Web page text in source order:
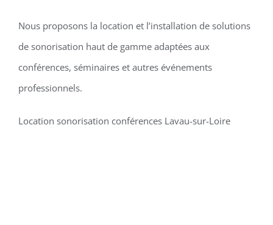
Nous proposons la location et l’installation de solutions
de sonorisation haut de gamme adaptées aux
conférences, séminaires et autres événements
professionnels.
Location sonorisation conférences Lavau-sur-Loire